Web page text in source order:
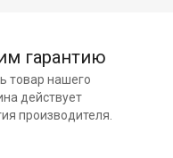
гарантию
товар нашего
действует
производителя.